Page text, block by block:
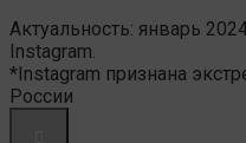
Актуальность: январь
Instagram.
*Instagram признана
России